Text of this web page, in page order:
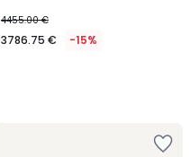
4455.00 €
3786.75 € -15%